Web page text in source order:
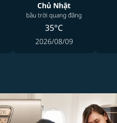
Chủ Nhật
bầu trời quang đãng
35°C
2026/08/09